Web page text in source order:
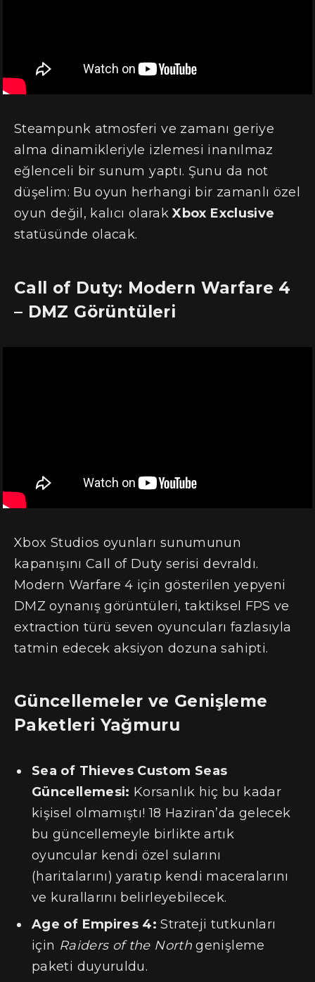
Steampunk atmosferi ve zamanı geriye
alma dinamikleriyle izlemesi inanılmaz
eğlenceli bir sunum yaptı. Şunu da not
düşelim: Bu oyun herhangi bir zamanlı özel
oyun değil, kalıcı olarakXbox Exclusive
statüsünde olacak.
Call of Duty: Modern Warfare 4
– DMZ Görüntüleri
Xbox Studios oyunları sunumunun
kapanışını Call of Duty serisi devraldı.
Modern Warfare 4 için gösterilen yepyeni
DMZ oynanış görüntüleri, taktiksel FPS ve
extraction türü seven oyuncuları fazlasıyla
tatmin edecek aksiyon dozuna sahipti.
Güncellemeler ve Genişleme
Paketleri Yağmuru
Sea of Thieves Custom Seas
Güncellemesi: Korsanlık hiç bu kadar
kişisel olmamıştı! 18 Haziran’da gelecek
bu güncellemeyle birlikte artık
oyuncular kendi özel sularını
(haritalarını) yaratıp kendi maceralarını
ve kurallarını belirleyebilecek.
Age of Empires 4: Strateji tutkunları
için Raiders of the North genişleme
paketi duyuruldu.